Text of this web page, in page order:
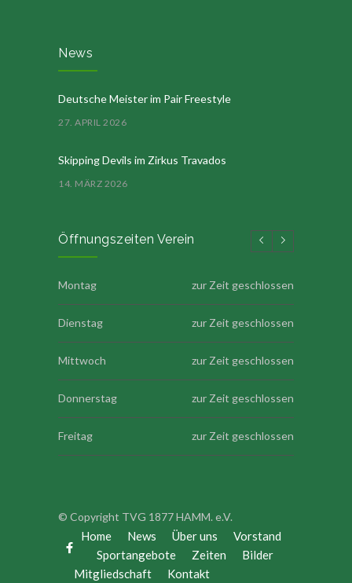
News
Deutsche Meister im Pair Freestyle
27. APRIL 2026
Skipping Devils im Zirkus Travados
14. MÄRZ 2026
Öffnungszeiten Verein
Montag zur Zeit geschlossen
Dienstag zur Zeit geschlossen
Mittwoch zur Zeit geschlossen
Donnerstag zur Zeit geschlossen
Freitag zur Zeit geschlossen
Sonntag zur Zeit geschlossen
© Copyright TVG 1877 HAMM. e.V.
Home News Über uns
Vorstand
Sportangebote
Zeiten
Bilder
Mitgliedschaft
Kontakt